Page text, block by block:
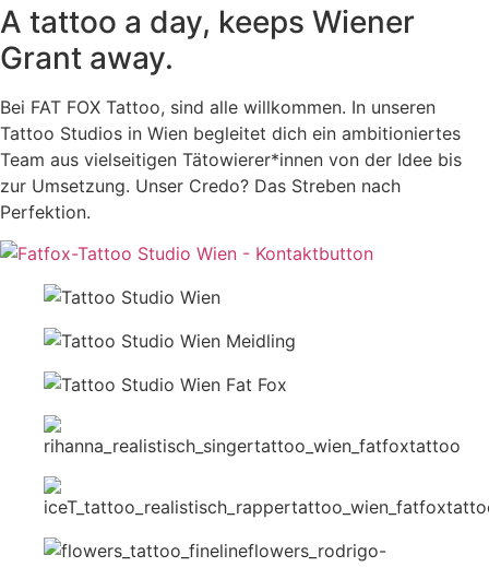
A tattoo a day, keeps Wiener
Grant away.
Bei FAT FOX Tattoo, sind alle willkommen. In unseren
Tattoo Studios in Wien begleitet dich ein ambitioniertes
Team aus vielseitigen Tätowierer*innen von der Idee bis
zur Umsetzung. Unser Credo? Das Streben nach
Perfektion.